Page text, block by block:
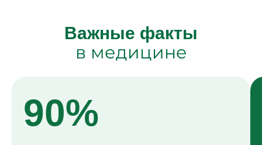
Важные факты
в медицине
90%